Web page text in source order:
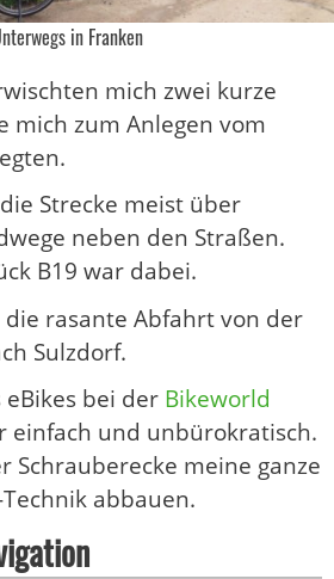
in Franken
mich zwei kurze
mich zum Anlegen vom
Strecke meist über
neben den Straßen.
B19 war dabei.
die rasante Abfahrt von der
Sulzdorf.
eBikes bei der Bikeworld
einfach und unbürokratisch.
Schrauberecke meine ganze
abbauen.